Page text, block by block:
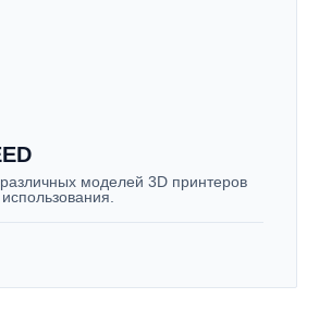
моделей 3D принтеров